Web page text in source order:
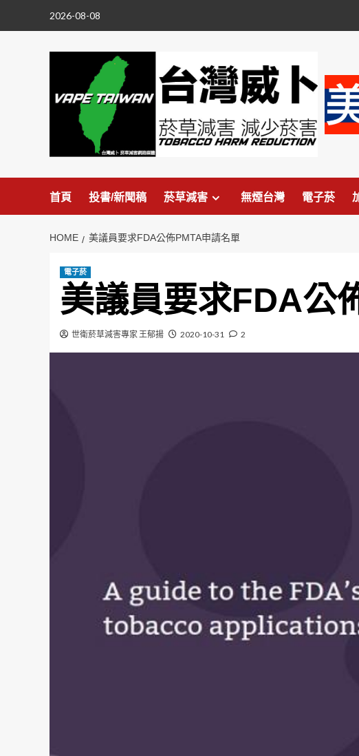
2026-08-08
首頁 投書/新聞稿 菸草減害 無煙台灣 電子菸
HOME 美議員要求FDA公佈PMTA申請名單
電子菸
美議員要求FDA公
世衛菸草減害專家 王郁揚 2020-10-31 2